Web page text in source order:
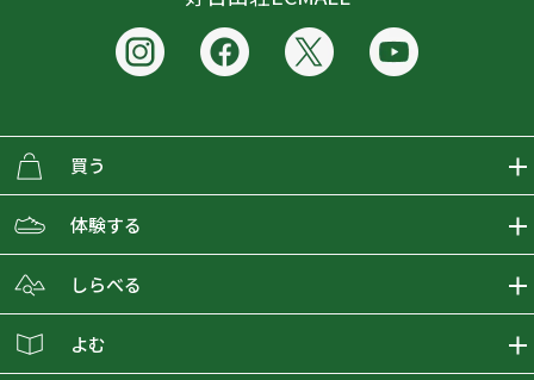
買う
ECMALLの商品をさがす
取り扱いブランド一覧
体験する
おとな女子登山部
しらべる
登山レポート
よむ